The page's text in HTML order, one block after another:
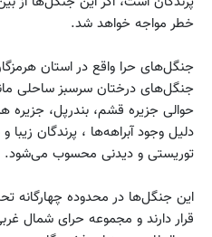
خطر مواجه خواهد شد.
جنگل‌های حرا واقع در استان
جنگل‌های درختان سرسبز ساحلی
حوالی جزیره قشم، بندرپل، جزیره
دلیل وجود آبراهه‌ها ، پرندگان
توریستی و دیدنی محسوب می‌شود.
این جنگل‌ها در محدوده
قرار دارند و مجموعه حرای شمال